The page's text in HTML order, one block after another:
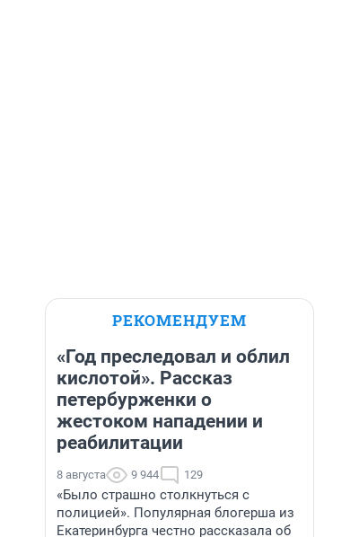
РЕКОМЕНДУЕМ
«Год преследовал и облил
кислотой». Рассказ
петербурженки о
жестоком нападении и
реабилитации
8 августа 9 944 129
«Было страшно столкнуться с
полицией». Популярная блогерша из
Екатеринбурга честно рассказала об